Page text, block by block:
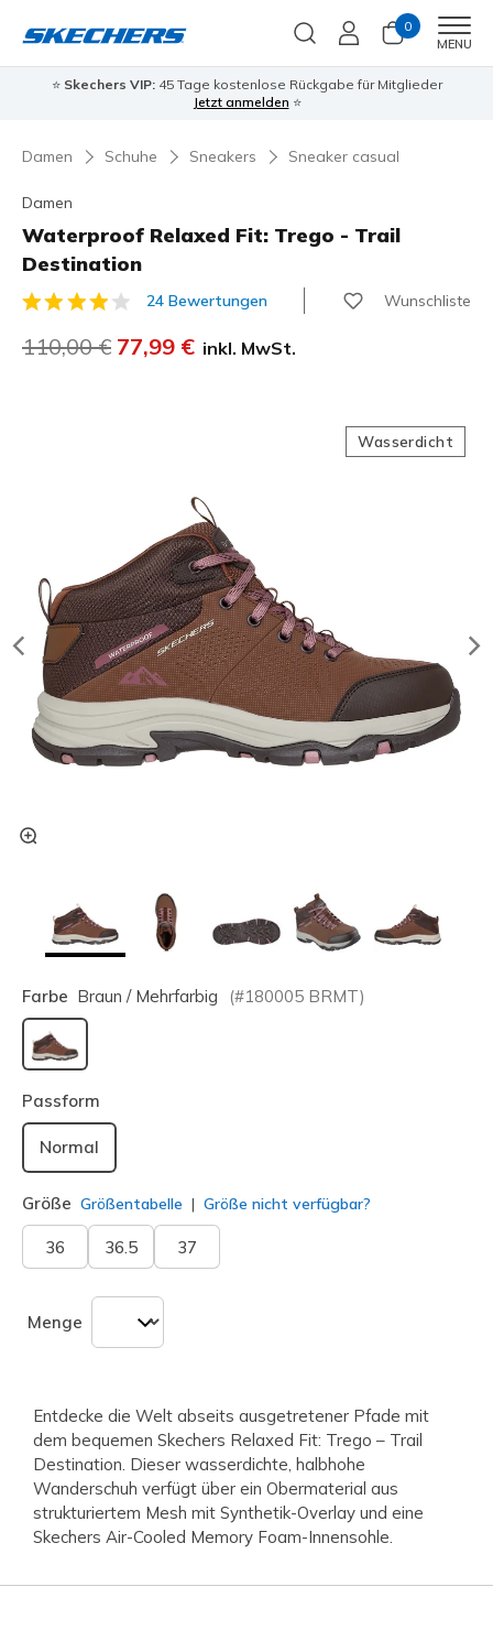
0
MENU
⭐ Skechers VIP:45 Tage kostenlose Rückgabe für Mitglieder
Jetzt anmelden ⭐
Damen Schuhe Sneakers Sneaker casual
Damen
Waterproof Relaxed Fit: Trego - Trail
Destination
4,7 von 5 Kundenbewertungen
24 Bewertungen Wunschliste
Reduziert von
110,00 € auf
77,99 € inkl. MwSt.
Wasserdicht
Farbe Braun / Mehrfarbig (#180005 BRMT)
ausgewählt
Passform
Normal
Größe Größentabelle Größe nicht verfügbar?
36 36.5 37
Menge
Entdecke die Welt abseits ausgetretener Pfade mit
dem bequemen Skechers Relaxed Fit: Trego – Trail
Destination. Dieser wasserdichte, halbhohe
Wanderschuh verfügt über ein Obermaterial aus
strukturiertem Mesh mit Synthetik-Overlay und eine
Skechers Air-Cooled Memory Foam-Innensohle.